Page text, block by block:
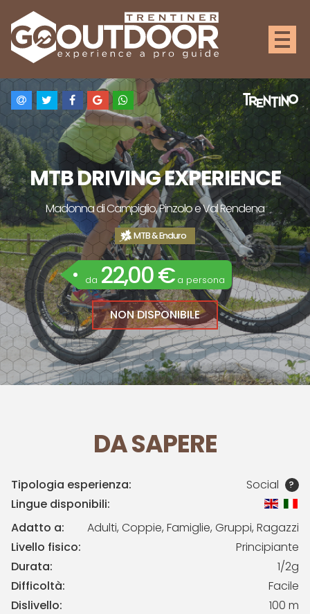
MTB DRIVING EXPERIENCE
Madonna di Campiglio, Pinzolo e Val Rendena
MTB & Enduro
da 22,00 € a persona
NON DISPONIBILE
DA SAPERE
Tipologia esperienza: Social ?
Lingue disponibili:
Adatto a:
Adulti, Coppie, Famiglie, Gruppi, Ragazzi
Livello fisico:
Principiante
Durata:
1/2g
Difficoltà:
Facile
Dislivello:
100 m